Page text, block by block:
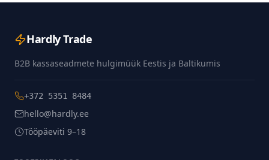
Hardly Trade
B2B kassaseadmete hulgimüük Eestis ja Baltikumis
+372 5351 8484
hello@hardly.ee
Tööpäeviti 9–18